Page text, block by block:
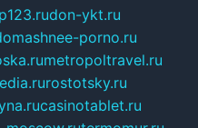
don-ykt.ru
porno.ru
metropoltravel.ru
rostotsky.ru
casinotablet.ru